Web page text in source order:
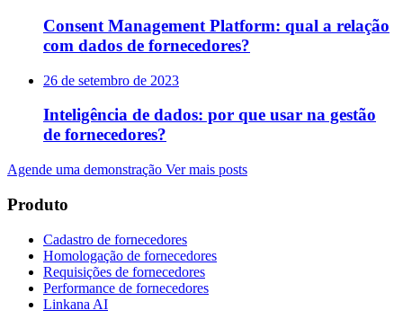
Consent Management Platform: qual a relação
com dados de fornecedores?
26 de setembro de 2023
Inteligência de dados: por que usar na gestão
de fornecedores?
Agende uma demonstração Ver mais posts
Produto
Cadastro de fornecedores
Homologação de fornecedores
Requisições de fornecedores
Performance de fornecedores
Linkana AI